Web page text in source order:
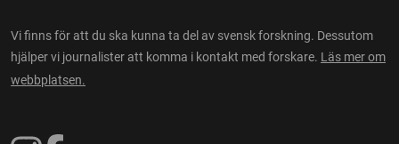
Vi finns för att du ska kunna ta del av svensk forskning. Dessutom
hjälper vi journalister att komma i kontakt med forskare. Läs mer om
webbplatsen.